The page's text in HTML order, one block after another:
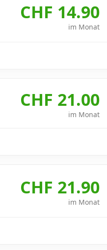
CHF 14.90
im Monat
CHF 21.00
im Monat
CHF 21.90
im Monat